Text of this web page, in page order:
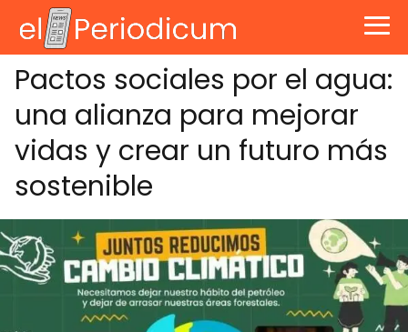
Pactos sociales por el agua:
una alianza para mejorar
vidas y crear un futuro más
sostenible